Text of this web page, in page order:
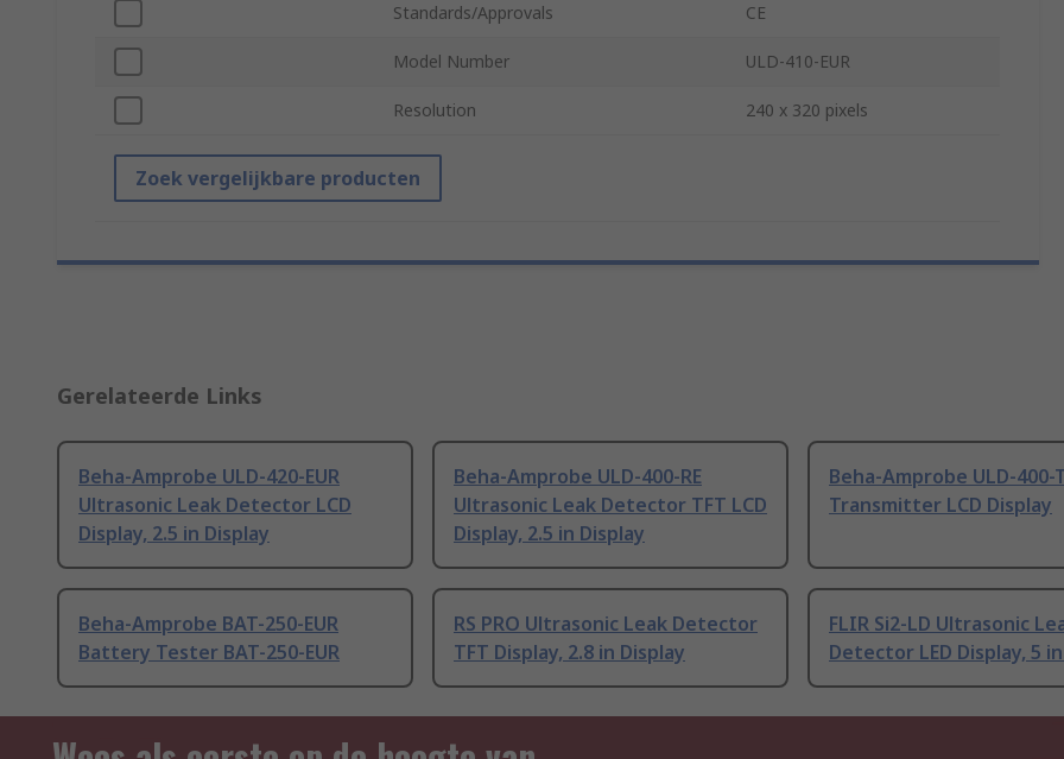
Standards/Approvals CE
Model Number ULD-410-EUR
Resolution 240 x 320 pixels
Zoek vergelijkbare producten
Gerelateerde Links
Beha-Amprobe ULD-420-EUR
Ultrasonic Leak Detector LCD
Display, 2.5 in Display
Beha-Amprobe ULD-400-RE
Ultrasonic Leak Detector TFT LCD
Display, 2.5 in Display
Beha-Amprobe ULD-400-
Transmitter LCD Display
Beha-Amprobe BAT-250-EUR
Battery Tester BAT-250-EUR
RS PRO Ultrasonic Leak Detector
TFT Display, 2.8 in Display
FLIR Si2-LD Ultrasonic
Detector LED Display, 5